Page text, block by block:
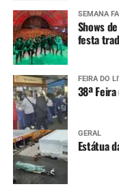
SEMANA
Shows
festa
FEIRA DO
38ª
GERAL
Estátua